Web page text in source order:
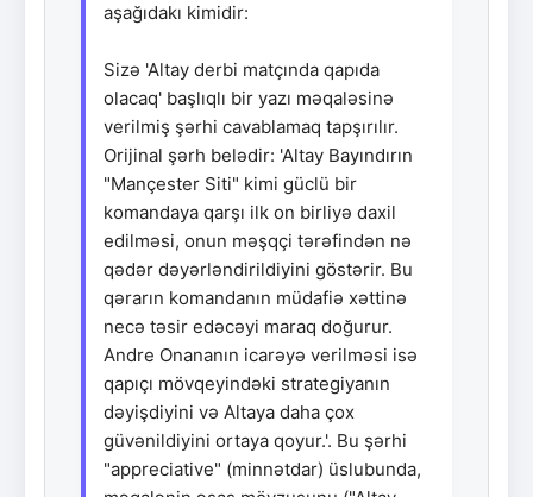
aşağıdakı kimidir:
Sizə 'Altay derbi matçında qapıda
olacaq' başlıqlı bir yazı məqaləsinə
verilmiş şərhi cavablamaq tapşırılır.
Orijinal şərh belədir: 'Altay Bayındırın
"Mançester Siti" kimi güclü bir
komandaya qarşı ilk on birliyə daxil
edilməsi, onun məşqçi tərəfindən nə
qədər dəyərləndirildiyini göstərir. Bu
qərarın komandanın müdafiə xəttinə
necə təsir edəcəyi maraq doğurur.
Andre Onananın icarəyə verilməsi isə
qapıçı mövqeyindəki strategiyanın
dəyişdiyini və Altaya daha çox
güvənildiyini ortaya qoyur.'. Bu şərhi
"appreciative" (minnətdar) üslubunda,